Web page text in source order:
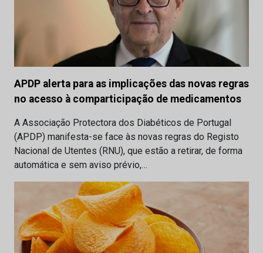
APDP alerta para as implicações das novas regras
no acesso à comparticipação de medicamentos
A Associação Protectora dos Diabéticos de Portugal
(APDP) manifesta-se face às novas regras do Registo
Nacional de Utentes (RNU), que estão a retirar, de forma
automática e sem aviso prévio,…